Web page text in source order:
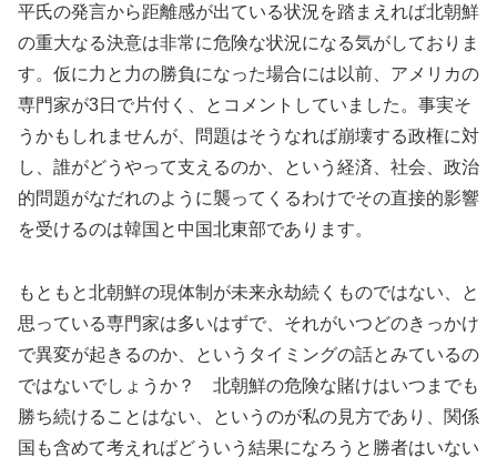
平氏の発言から距離感が出ている状況を踏まえれば北朝鮮
の重大なる決意は非常に危険な状況になる気がしておりま
す。仮に力と力の勝負になった場合には以前、アメリカの
専門家が3日で片付く、とコメントしていました。事実そ
うかもしれませんが、問題はそうなれば崩壊する政権に対
し、誰がどうやって支えるのか、という経済、社会、政治
的問題がなだれのように襲ってくるわけでその直接的影響
を受けるのは韓国と中国北東部であります。
もともと北朝鮮の現体制が未来永劫続くものではない、と
思っている専門家は多いはずで、それがいつどのきっかけ
で異変が起きるのか、というタイミングの話とみているの
ではないでしょうか？ 北朝鮮の危険な賭けはいつまでも
勝ち続けることはない、というのが私の見方であり、関係
国も含めて考えればどういう結果になろうと勝者はいない